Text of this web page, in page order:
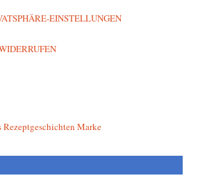
EINSTELLUNGEN